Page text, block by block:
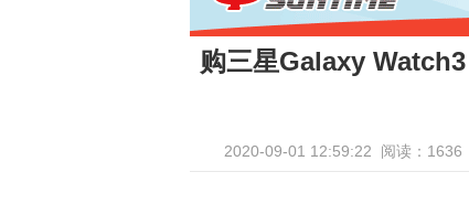
购三星Galaxy
2020-09-01 12:59:22 阅读：1636